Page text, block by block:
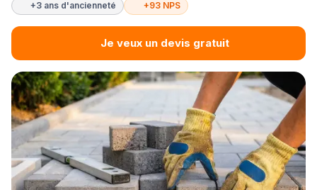
+3 ans d'ancienneté +93 NPS
Je veux un devis gratuit